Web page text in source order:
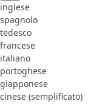
inglese
spagnolo
tedesco
francese
italiano
portoghese
giapponese
cinese (semplificato)